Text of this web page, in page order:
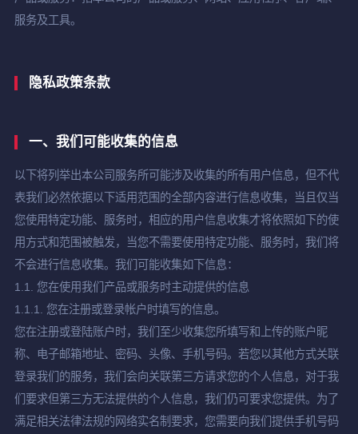
服务及工具。
隐私政策条款
一、我们可能收集的信息
以下将列举出本公司服务所可能涉及收集的所有用户信息，但不代
表我们必然依据以下适用范围的全部内容进行信息收集，当且仅当
您使用特定功能、服务时，相应的用户信息收集才将依照如下的使
用方式和范围被触发，当您不需要使用特定功能、服务时，我们将
不会进行信息收集。我们可能收集如下信息：
1.1. 您在使用我们产品或服务时主动提供的信息
1.1.1. 您在注册或登录帐户时填写的信息。
您在注册或登陆账户时，我们至少收集您所填写和上传的账户昵
称、电子邮箱地址、密码、头像、手机号码。若您以其他方式关联
登录我们的服务，我们会向关联第三方请求您的个人信息，对于我
们要求但第三方无法提供的个人信息，我们仍可要求您提供。为了
满足相关法律法规的网络实名制要求，您需要向我们提供手机号码